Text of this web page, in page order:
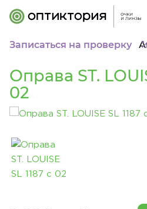
Записаться на проверку
Оправа ST.
02